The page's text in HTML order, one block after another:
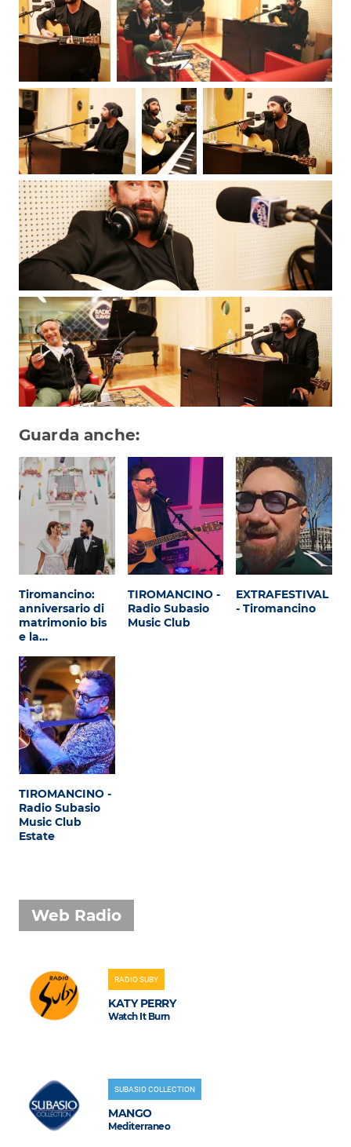
Subasio Collection
Subasio Per Un’Ora D’Amore
Foto
Speciali
Oroscopo
Radio Subasio Music Club
Sanremo 2026
News
Musica
Cultura
Attualità
Costume
Extra
Eventi
Guarda anche:
Tiromancino:
anniversario di
matrimonio bis
e la…
TIROMANCINO -
Radio Subasio
Music Club
EXTRAFESTIVAL
- Tiromancino
TIROMANCINO -
Radio Subasio
Music Club
Estate
Web Radio
RADIO SUBY
KATY PERRY
Watch It Burn
SUBASIO COLLECTION
MANGO
Mediterraneo